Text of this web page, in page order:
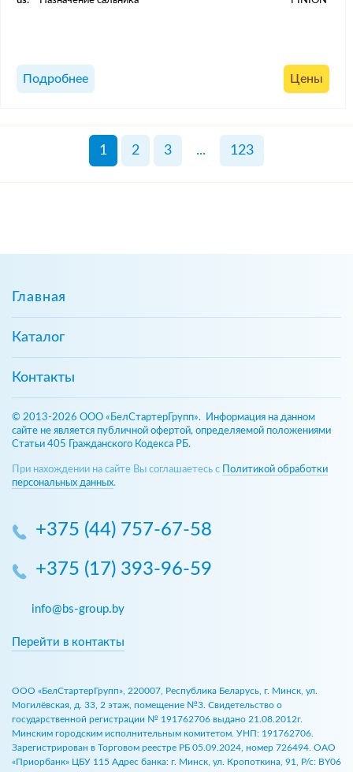
Подробнее Цены
1 2 3 ... 123
Главная
Каталог
Контакты
© 2013-2026 ООО «БелСтартерГрупп». Информация на данном
сайте не является публичной офертой, определяемой положениями
Статьи 405 Гражданского Кодекса РБ.
При нахождении на сайте Вы соглашаетесь с
Политикой обработки
персональных данных.
+375 (44) 757-67-58
+375 (17) 393-96-59
info@bs-group.by
Перейти в контакты
ООО «БелСтартерГрупп», 220007, Республика Беларусь, г. Минск, ул.
Могилёвская, д. 33, 2 этаж, помещение №3. Свидетельство о
государственной регистрации № 191762706 выдано 21.08.2012г.
Минским городским исполнительным комитетом. УНП: 191762706.
Зарегистрирован в Торговом реестре РБ 05.09.2024, номер 726494. ОАО
«Приорбанк» ЦБУ 115 Адрес банка: г. Минск, ул. Кропоткина, 91, Р/с: BY06